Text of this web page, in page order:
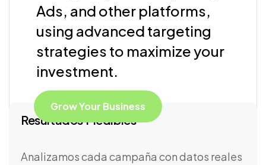
Ads, and other platforms,
using advanced targeting
strategies to maximize your
investment.
Grow Your Business
Resultados Medibles
Analizamos cada campaña con datos reales